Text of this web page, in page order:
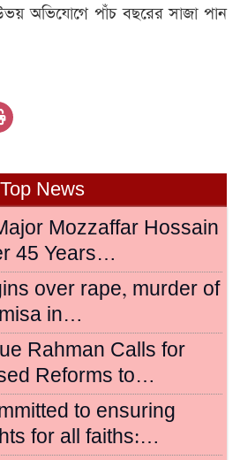
অভিযোগে পাঁচ বছরের সাজা পান
Top News
Mozzaffar Hossain
45 Years…
over rape, murder of
in…
Rahman Calls for
Reforms to…
to ensuring
for all faiths:…